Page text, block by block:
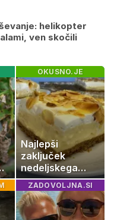
helikopter
ven skočili
OKUSNO.JE
Najlepši
zaključek
nedeljskega
kosila: 8 sladic
brez peke, ki se
jih vsi veselijo
ZADOVOLJNA.SI